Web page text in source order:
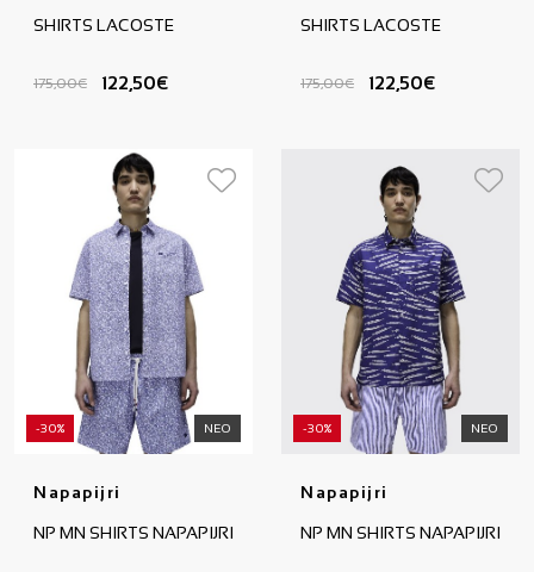
SHIRTS LACOSTE
175,00€ 122,50€
SHIRTS LACOSTE
175,00€ 122,50€
ΝΕΟ
-30%
Napapijri
NP MN SHIRTS NAPAPIJRI
ΝΕΟ
-30%
Napapijri
NP MN SHIRTS NAPAPIJRI